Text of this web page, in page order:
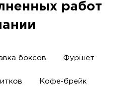
работ
боксов Фуршет
Кофе-брейк